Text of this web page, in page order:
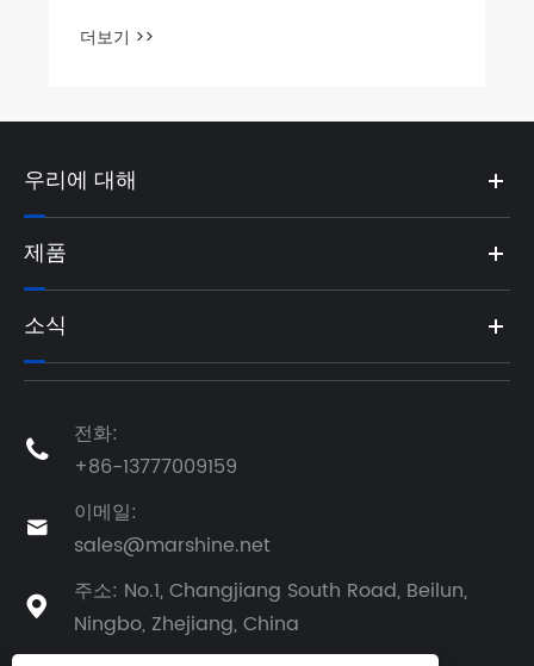
더보기 >>
우리에 대해
제품
소식

전화:
+86-13777009159

이메일:
sales@marshine.net

주소: No.1, Changjiang South Road, Beilun,
Ningbo, Zhejiang, China